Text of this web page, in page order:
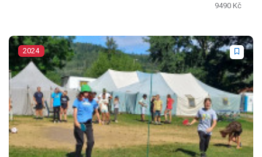
9490 Kč
2024